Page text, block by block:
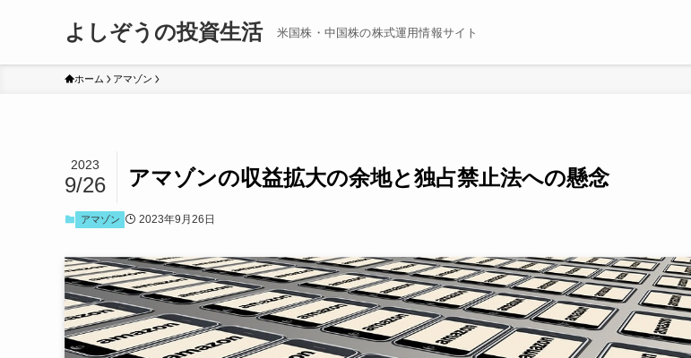
よしぞうの投資生活 米国株・中国株の株式運用情報サイト
ホーム アマゾン
アマゾンの収益拡大の余地と独占禁止法への懸念
2023
9/26
アマゾン 2023年9月26日